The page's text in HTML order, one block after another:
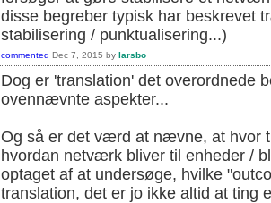
disse begreber typisk har beskrevet
stabilisering / punktualisering...)
commented Dec 7, 2015 by larsbo
Dog er 'translation' det overordnede
ovennævnte aspekter...
Og så er det værd at nævne, at hvor
hvordan netværk bliver til enheder /
optaget af at undersøge, hvilke
translation, det er jo ikke altid at ting